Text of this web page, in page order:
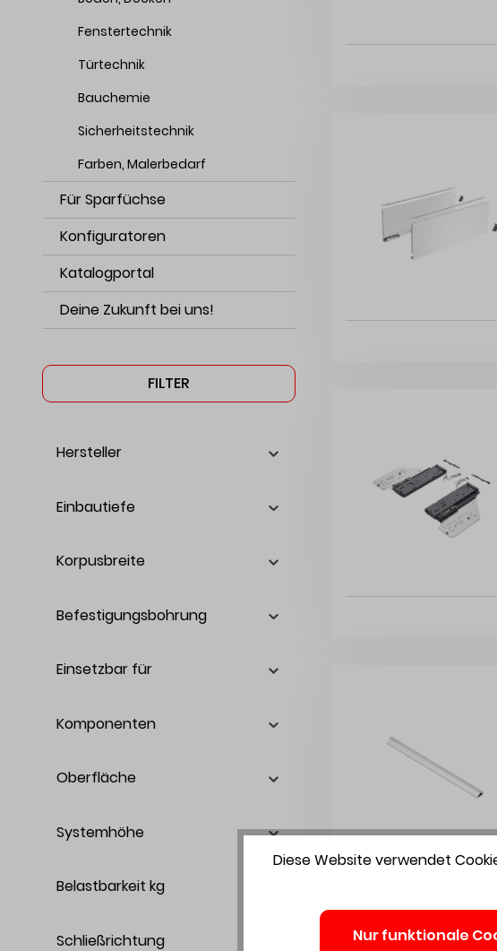
Fenstertechnik
Türtechnik
Bauchemie
Sicherheitstechnik
Farben, Malerbedarf
Für Sparfüchse
Konfiguratoren
Katalogportal
Deine Zukunft bei uns!
FILTER
Hersteller
Einbautiefe
Korpusbreite
Befestigungsbohrung
Einsetzbar für
Komponenten
Oberfläche
Systemhöhe
Belastbarkeit kg
Schließrichtung
Diese Website verwendet
Nur funktionale